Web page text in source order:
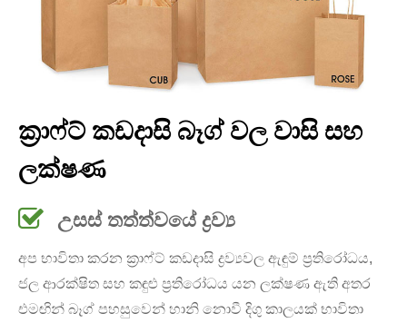
ක්‍රාෆ්ට් කඩදාසි බෑග් වල වාසි සහ
ලක්ෂණ
උසස් තත්ත්වයේ ද්‍රව්‍ය
අප භාවිතා කරන ක්‍රාෆ්ට් කඩදාසි ද්‍රව්‍යවල ඇඳුම් ප්‍රතිරෝධය,
ජල ආරක්ෂිත සහ කඳුළු ප්‍රතිරෝධය යන ලක්ෂණ ඇති අතර
එමඟින් බෑග් පහසුවෙන් හානි නොවී දිගු කාලයක් භාවිතා